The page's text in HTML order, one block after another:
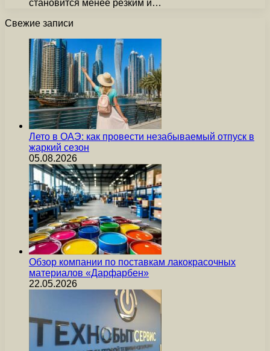
становится менее резким и…
Свежие записи
Лето в ОАЭ: как провести незабываемый отпуск в
жаркий сезон
05.08.2026
Обзор компании по поставкам лакокрасочных
материалов «Дарфарбен»
22.05.2026